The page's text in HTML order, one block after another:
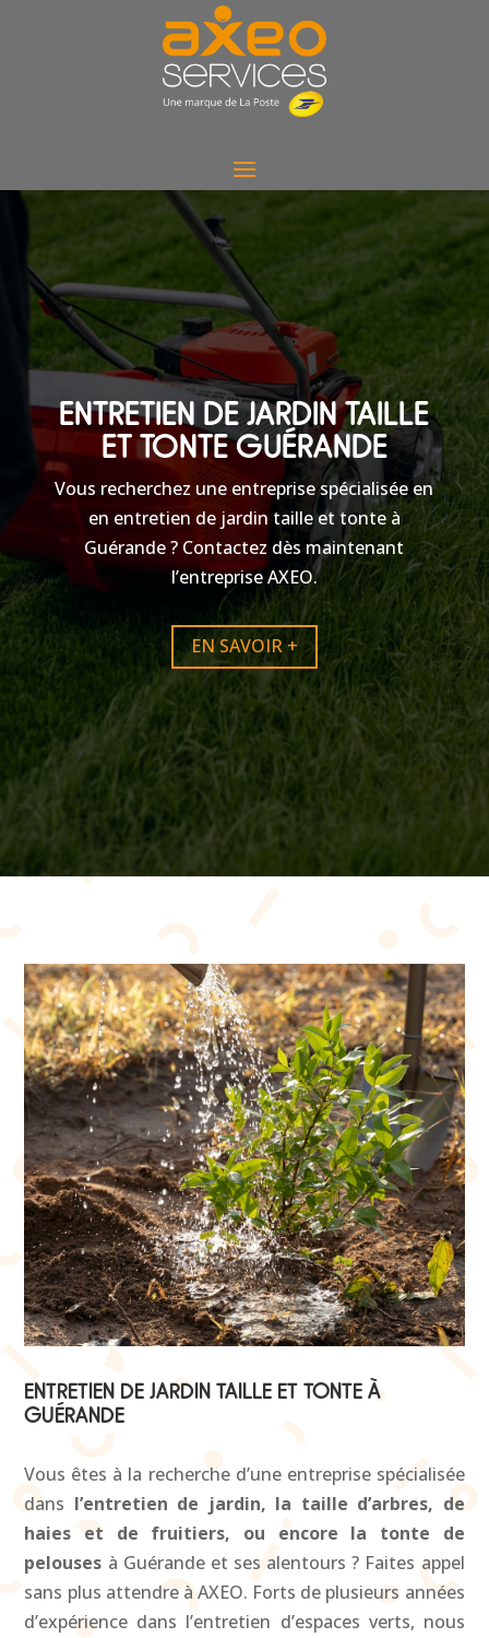
ENTRETIEN DE JARDIN TAILLE
ET TONTE GUÉRANDE
Vous recherchez une entreprise spécialisée en
en entretien de jardin taille et tonte à
Guérande ? Contactez dès maintenant
l’entreprise AXEO.
EN SAVOIR +
ENTRETIEN DE JARDIN TAILLE ET TONTE À
GUÉRANDE
Vous êtes à la recherche d’une entreprise spécialisée
dans l’entretien de jardin, la taille d’arbres, de
haies et de fruitiers, ou encore la tonte de
pelouses à Guérande et ses alentours ? Faites appel
sans plus attendre à AXEO. Forts de plusieurs années
d’expérience dans l’entretien d’espaces verts, nous